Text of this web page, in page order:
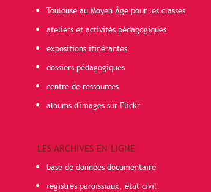
Toulouse au Moyen Âge pour les classes
ateliers et activités pédagogiques
expositions itinérantes
dossiers pédagogiques
centre de ressources
albums d'images sur Flickr
LES ARCHIVES EN LIGNE
base de données documentaire
registres paroissiaux, état civil